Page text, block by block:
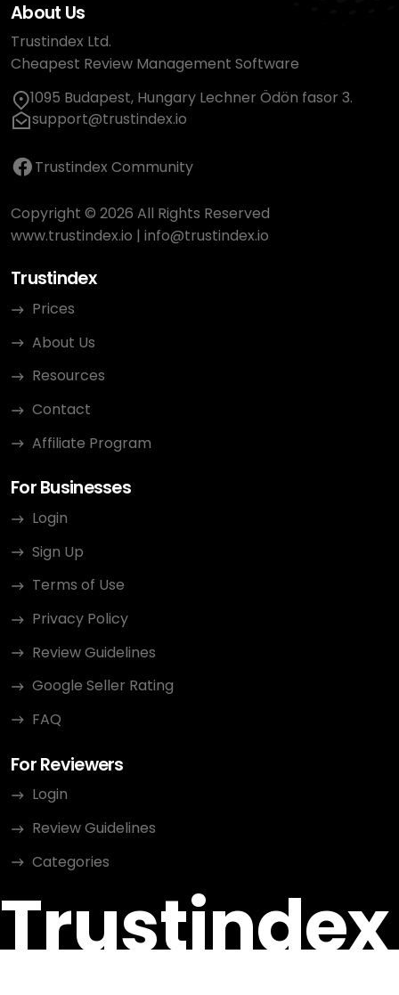
About Us
Trustindex Ltd.
Cheapest Review Management Software
1095 Budapest, Hungary Lechner Ödön fasor 3.
support@trustindex.io
Trustindex Community
Copyright © 2026 All Rights Reserved
www.trustindex.io | info@trustindex.io
Trustindex
Prices
About Us
Resources
Contact
Affiliate Program
For Businesses
Login
Sign Up
Terms of Use
Privacy Policy
Review Guidelines
Google Seller Rating
FAQ
For Reviewers
Login
Review Guidelines
Categories
Trustindex